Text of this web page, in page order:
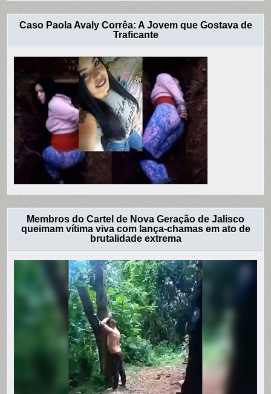
Caso Paola Avaly Corrêa: A Jovem que Gostava de
Traficante
Membros do Cartel de Nova Geração de Jalisco
queimam vítima viva com lança-chamas em ato de
brutalidade extrema